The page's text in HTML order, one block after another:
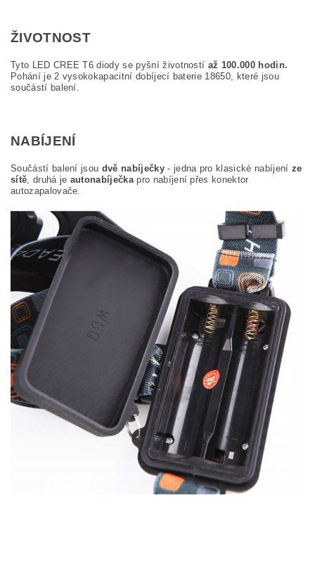
ŽIVOTNOST
Tyto LED CREE T6 diody se pyšní životností až 100.000 hodin.
Pohání je 2 vysokokapacitní dobíjecí baterie 18650, které jsou
součástí balení.
NABÍJENÍ
Součástí balení jsou dvě nabíječky- jedna pro klasické nabíjení ze
sítě , druhá je autonabíječkapro nabíjení přes konektor
autozapalovače.